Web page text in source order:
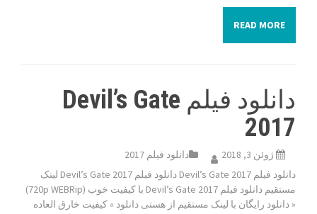
READ MORE
دانلود فیلم Devil’s Gate
2017
ژوئن 3, 2018
دانلود فیلم 2017
دانلود فیلم Devil’s Gate 2017 دانلود فیلم Devil’s Gate 2017 لینک
مستقیم دانلود فیلم Devil’s Gate 2017 با کیفیت خوب (720p WEBRip)
« دانلود رایگان با لینک مستقیم از هستی دانلود » کیفیت خارق العاده